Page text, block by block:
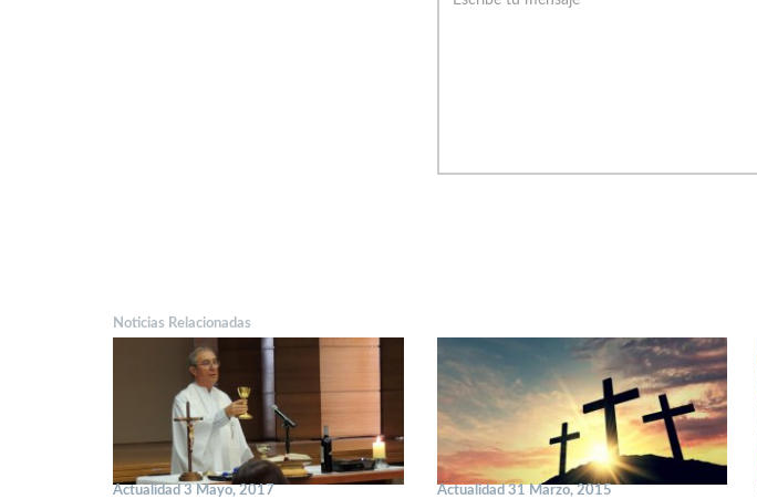
Noticias Relacionadas
Actualidad 3 Mayo, 2017 Actualidad 31 Marzo, 2015